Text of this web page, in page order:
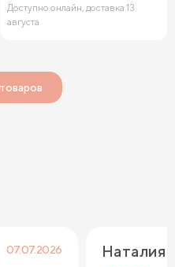
Доступно онлайн, доставка 13
августа
07.07.2026 Наталия